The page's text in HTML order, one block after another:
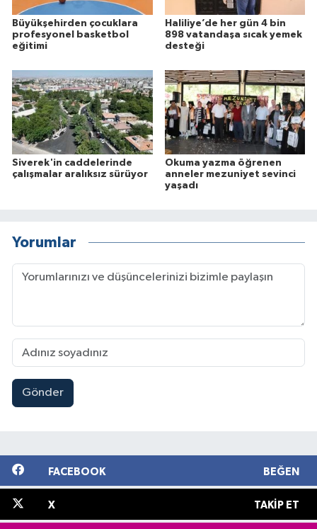
Büyükşehirden çocuklara
profesyonel basketbol
eğitimi
Haliliye’de her gün 4 bin
898 vatandaşa sıcak yemek
desteği
Siverek'in caddelerinde
çalışmalar aralıksız sürüyor
Okuma yazma öğrenen
anneler mezuniyet sevinci
yaşadı
Yorumlar
Gönder
FACEBOOK BEĞEN
X TAKIP ET